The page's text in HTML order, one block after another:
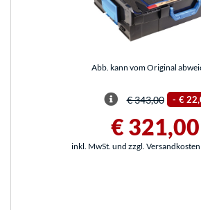
Abb. kann vom Original
€ 343,00 - €
€ 321,00
inkl. MwSt. und zzgl.